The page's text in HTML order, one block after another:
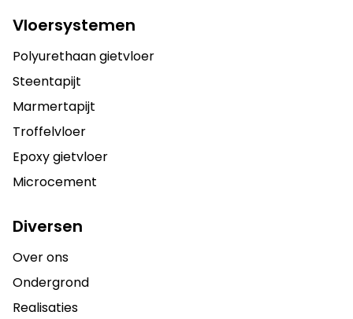
Vloersystemen
Polyurethaan gietvloer
Steentapijt
Marmertapijt
Troffelvloer
Epoxy gietvloer
Microcement
Diversen
Over ons
Ondergrond
Realisaties